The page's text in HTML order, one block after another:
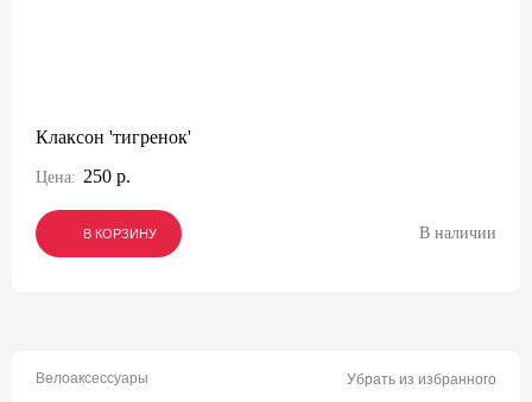
Клаксон 'тигренок'
Цена: 250 р.
В КОРЗИНУ
В КОРЗИНУ
В КОРЗИНУ В наличии
Велоаксессуары Убрать из избранного